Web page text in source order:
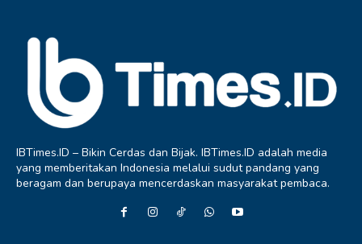
IBTimes.ID – Bikin Cerdas dan Bijak. IBTimes.ID adalah media
yang memberitakan Indonesia melalui sudut pandang yang
beragam dan berupaya mencerdaskan masyarakat pembaca.